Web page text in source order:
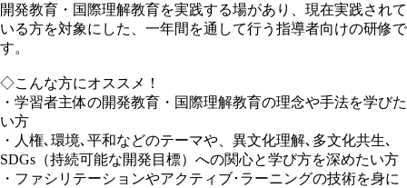
開発教育・国際理解教育を実践する場があり、現在実践されて
いる方を対象にした、一年間を通して行う指導者向けの研修で
す。
◇こんな方にオススメ！
・学習者主体の開発教育・国際理解教育の理念や手法を学びた
い方
・人権､環境､平和などのテーマや、異文化理解､多文化共生､
SDGs（持続可能な開発目標）への関心と学び方を深めたい方
・ファシリテーションやアクティブ･ラーニングの技術を身に